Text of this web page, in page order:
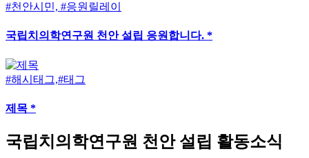
#천안시민, #응원릴레이
국립치의학연구원 천안 설립 응원합니다. *
#해시태그,#태그
제목 *
국립치의학연구원 천안 설립 활동소식